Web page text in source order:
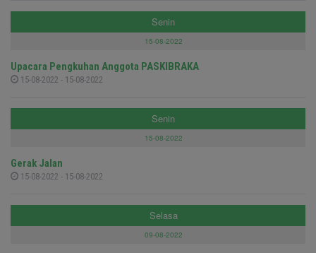
Senin
15-08-2022
Upacara Pengkuhan Anggota PASKIBRAKA
15-08-2022 - 15-08-2022
Senin
15-08-2022
Gerak Jalan
15-08-2022 - 15-08-2022
Selasa
09-08-2022